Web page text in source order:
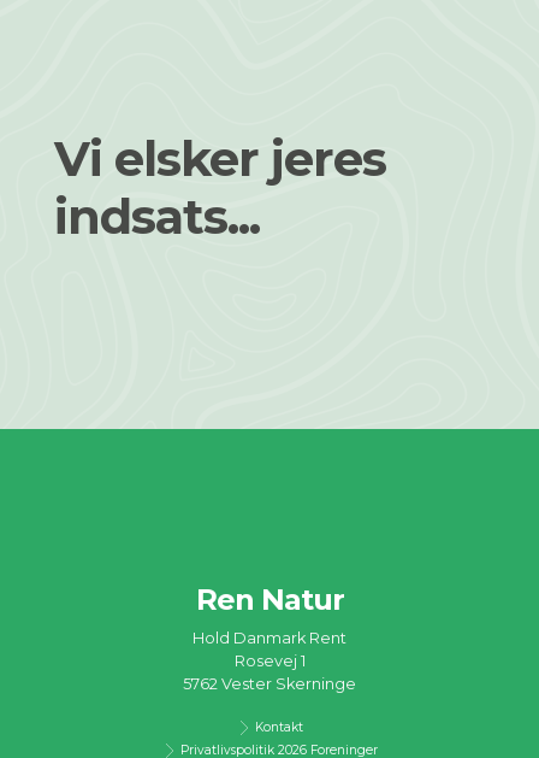
Vi elsker jeres
indsats...
Ren Natur
Hold Danmark Rent
Rosevej 1
5762 Vester Skerninge
Kontakt
Privatlivspolitik 2026 Foreninger